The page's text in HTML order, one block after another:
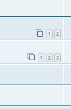
1 2
1 2 3